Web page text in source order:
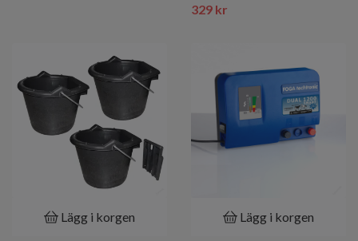
329 kr
Lägg i korgen Lägg i korgen